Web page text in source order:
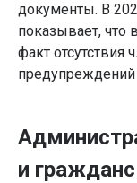
документы. В
показывает, что
факт отсутствия
и